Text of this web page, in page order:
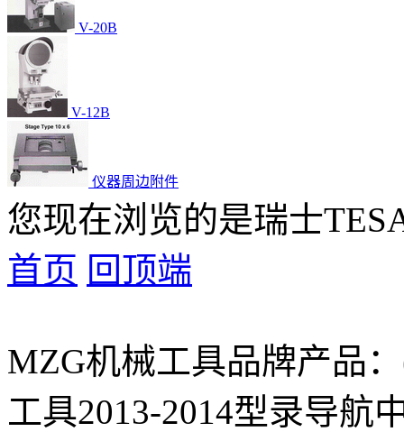
V-20B
V-12B
仪器周边附件
您现在浏览的是瑞士
首页 回顶端
MZG机械工具品牌产品
工具2013-2014型录导航